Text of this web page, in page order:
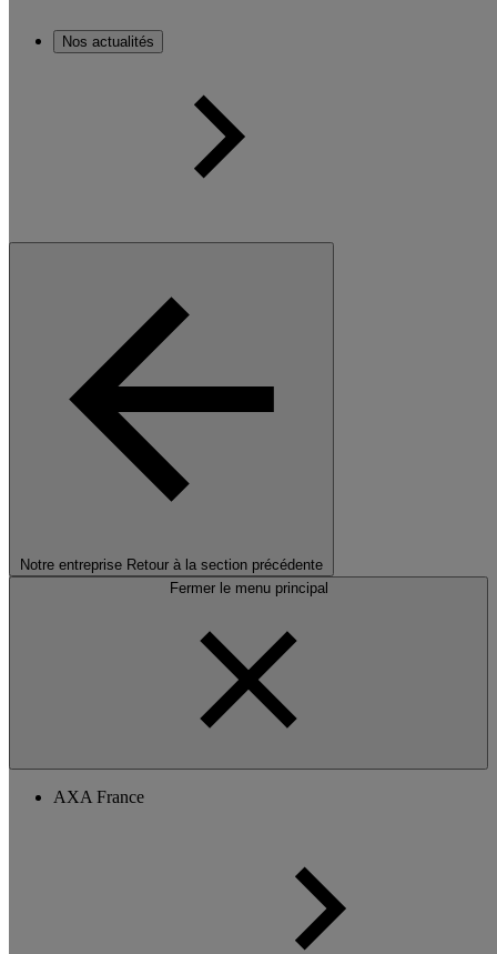
Nos actualités
Notre entreprise Retour à la section précédente
Fermer le menu principal
AXA France